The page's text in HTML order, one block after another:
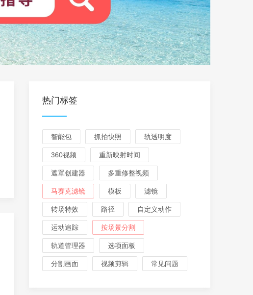
热门标签
智能包 抓拍快照 轨透明度
360视频 重新映射时间
遮罩创建器 多重修整视频
马赛克滤镜 模板 滤镜
转场特效 路径 自定义动作
运动追踪 按场景分割
轨道管理器 选项面板
分割画面 视频剪辑 常见问题